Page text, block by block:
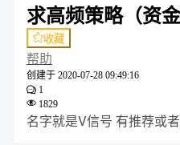
求高频策略（资
收藏
帮助
创建于 2020-07-28 09:49:16
1
1829
名字就是V信号 有推荐或